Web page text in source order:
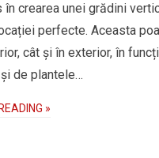
în crearea unei grădini
perfecte. Aceasta
cât și în exterior, în
de plantele…
»